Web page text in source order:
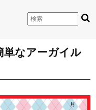
単なアーガイル